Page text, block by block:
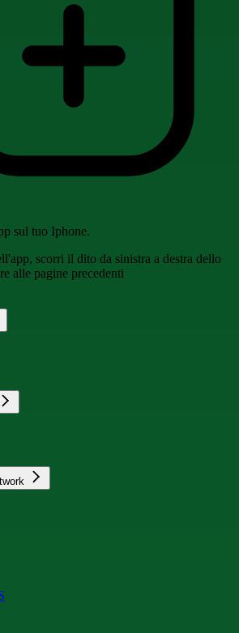
sul tuo Iphone.
scorri il dito da sinistra a destra dello
alle pagine precedenti